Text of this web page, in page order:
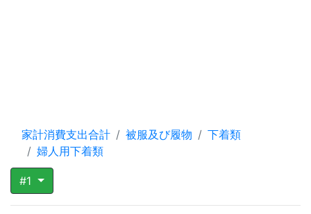
家計消費支出合計 被服及び履物
下着類
婦人用下着類
#1